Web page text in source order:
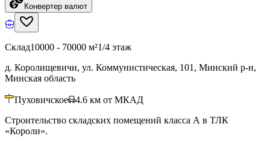
Конвертер валют
Склад10000 - 70000 м²1/4 этаж
д. Королищевичи, ул. Коммунистическая, 101, Минский р-н,
Минская область
Пуховичское 4.6 км от МКАД
Строительство складских помещений класса А в ТЛК
«Короли».